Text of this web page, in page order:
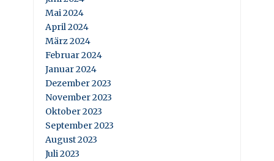
Mai 2024
April 2024
März 2024
Februar 2024
Januar 2024
Dezember 2023
November 2023
Oktober 2023
September 2023
August 2023
Juli 2023